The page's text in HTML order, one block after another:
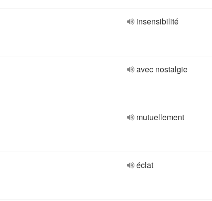
insensibilité
avec nostalgie
mutuellement
éclat